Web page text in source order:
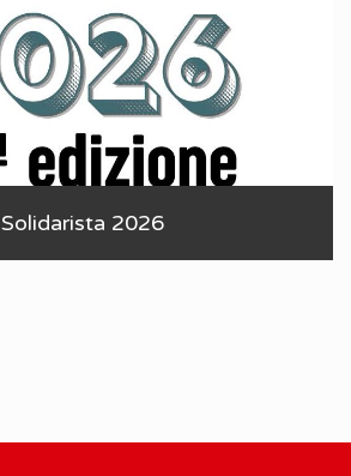
Solidarista 2026